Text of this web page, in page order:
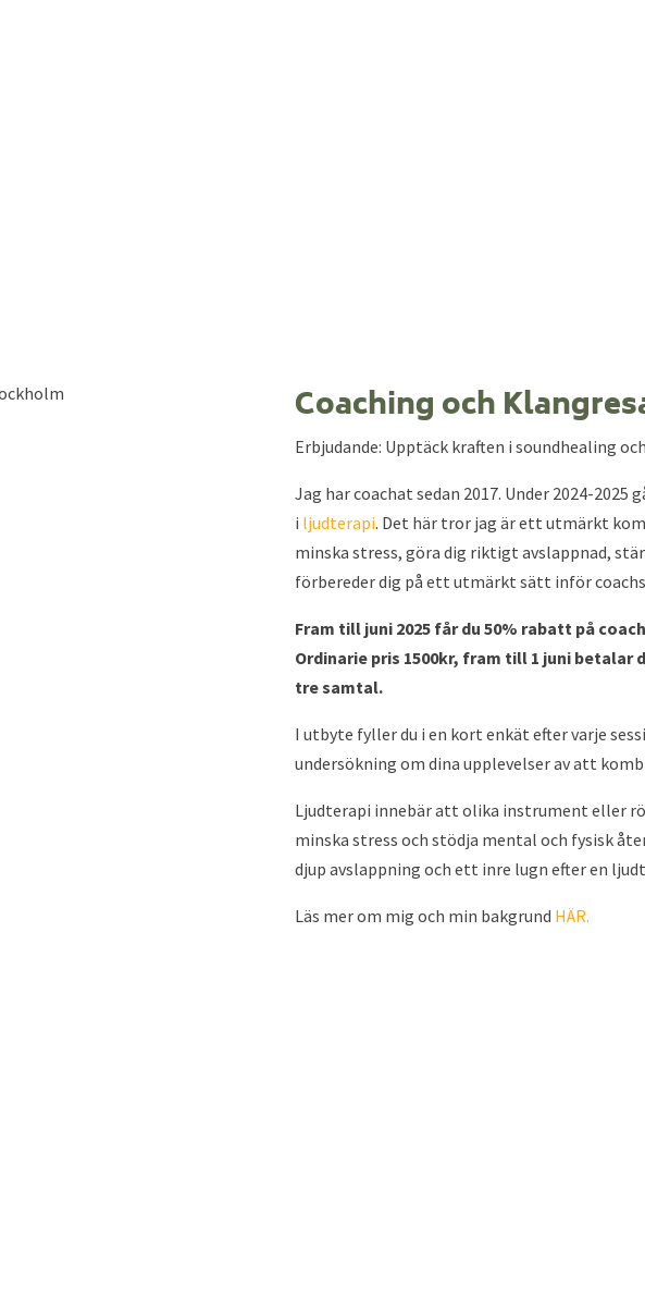
Coaching och
Erbjudande: Upptäck kraften i soundhealing
Jag har coachat sedan 2017. Under 2024-
i ljudterapi. Det här tror jag är ett utmärkt
minska stress, göra dig riktigt avslappnad,
förbereder dig på ett utmärkt sätt inför
Fram till juni 2025 får du 50% rabatt på
Ordinarie pris 1500kr, fram till 1 juni betalar
tre samtal.
I utbyte fyller du i en kort enkät efter varje
undersökning om dina upplevelser av att
Ljudterapi innebär att olika instrument eller
minska stress och stödja mental och fysisk
djup avslappning och ett inre lugn efter en
Läs mer om mig och min bakgrund HÄR.